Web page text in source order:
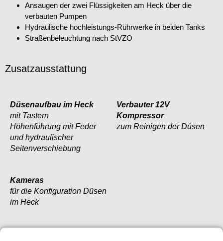
Ansaugen der zwei Flüssigkeiten am Heck über die
verbauten Pumpen
Hydraulische hochleistungs-Rührwerke in beiden Tanks
Straßenbeleuchtung nach StVZO
Zusatzausstattung
Düsenaufbau im Heck
mit Tastern
Höhenführung mit Feder
und hydraulischer
Seitenverschiebung
Verbauter 12V
Kompressor
zum Reinigen der Düsen
Kameras
für die Konfiguration Düsen
im Heck